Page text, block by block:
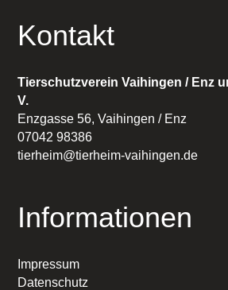
Kontakt
Tierschutzverein Vaihingen / Enz
V.
Enzgasse 56, Vaihingen / Enz
07042 98386
tierheim@tierheim-vaihingen.de
Informationen
Impressum
Datenschutz